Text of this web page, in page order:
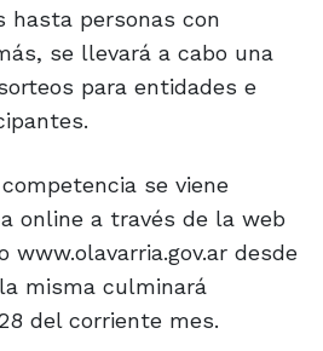
hasta personas con
se llevará a cabo una
para entidades e
se viene
online a través de la web
www.olavarria.gov.ar desde
misma culminará
del corriente mes.